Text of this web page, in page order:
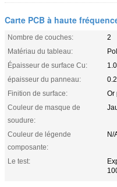
Carte PCB à haute
Nombre de couches:
2
Matériau du tableau:
Épaisseur de surface Cu:
1.0
épaisseur du panneau:
Finition de surface:
Or
Couleur de masque de
soudure:
Couleur de légende
composante:
N/
Le test: